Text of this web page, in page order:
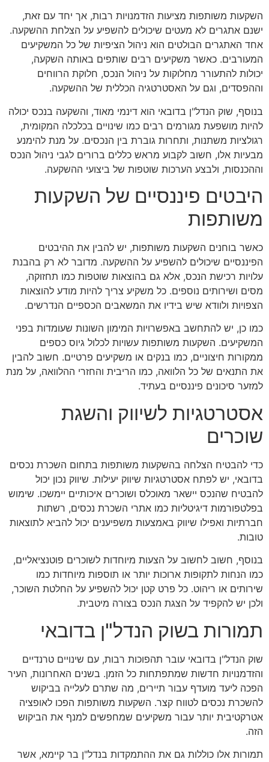
השקעות משותפות מציעות הזדמנויות רבות, אך יחד עם זאת,
ישנם אתגרים לא מעטים שיכולים להשפיע על הצלחת ההשקעה.
אחד האתגרים הבולטים הוא ניהול הציפיות של כל המשקיעים
המעורבים. כאשר משקיעים רבים שותפים באותה השקעה,
יכולות להתעורר מחלוקות על ניהול הנכס, חלוקת הרווחים
וההפסדים, וגם על האסטרטגיה הכללית של ההשקעה.
בנוסף, שוק הנדל"ן בדובאי הוא דינמי מאוד, והשקעה בנכס יכולה
להיות מושפעת מגורמים רבים כמו שינויים בכלכלה המקומית,
רגולציות משתנות, ותחרות גוברת בין הנכסים. על מנת להימנע
מבעיות אלו, חשוב לקבוע מראש כללים ברורים לגבי ניהול הנכס
וההכנסות, ולבצע הערכות שוטפות של ביצועי ההשקעה.
היבטים פיננסיים של השקעות
משותפות
כאשר בוחנים השקעות משותפות, יש להבין את ההיבטים
הפיננסיים שיכולים להשפיע על ההשקעה. מדובר לא רק בהבנת
עלויות רכישת הנכס, אלא גם בהוצאות שוטפות כמו תחזוקה,
מסים ושירותים נוספים. כל משקיע צריך להיות מודע להוצאות
הצפויות ולוודא שיש בידיו את המשאבים הכספיים הנדרשים.
כמו כן, יש להתחשב באפשרויות המימון השונות שעומדות בפני
המשקיעים. השקעות משותפות עשויות לכלול גיוס כספים
ממקורות חיצוניים, כמו בנקים או משקיעים פרטיים. חשוב להבין
את התנאים של כל הלוואה, כמו הריבית והחזרי ההלוואה, על מנת
למזער סיכונים פיננסיים בעתיד.
אסטרטגיות לשיווק והשגת
שוכרים
כדי להבטיח הצלחה בהשקעות משותפות בתחום השכרת נכסים
בדובאי, יש לפתח אסטרטגיות שיווק יעילות. שיווק נכון יכול
להבטיח שהנכס יישאר מאוכלס ושוכרים איכותיים יימשכו. שימוש
בפלטפורמות דיגיטליות כמו אתרי השכרת נכסים, רשתות
חברתיות ואפילו שיווק באמצעות משפיענים יכול להביא לתוצאות
טובות.
בנוסף, חשוב לחשוב על הצעות מיוחדות לשוכרים פוטנציאליים,
כמו הנחות לתקופות ארוכות יותר או תוספות מיוחדות כמו
שירותים או ריהוט. כל פרט קטן יכול להשפיע על החלטת השוכר,
ולכן יש להקפיד על הצגת הנכס בצורה מיטבית.
תמורות בשוק הנדל"ן בדובאי
שוק הנדל"ן בדובאי עובר תהפוכות רבות, עם שינויים טרנדיים
והזדמנויות חדשות שמתפתחות כל הזמן. בשנים האחרונות, העיר
הפכה ליעד מועדף עבור תיירים, מה שתרם לעלייה בביקוש
להשכרת נכסים לטווח קצר. השקעות משותפות הפכו לאופציה
אטרקטיבית יותר עבור משקיעים שמחפשים למנף את הביקוש
הזה.
תמורות אלו כוללות גם את ההתמקדות בנדל"ן בר קיימא, אשר